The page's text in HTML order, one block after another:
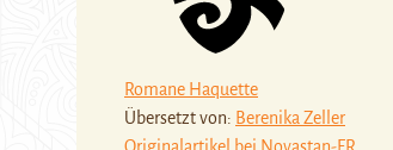
Romane Haquette
Übersetzt von: Berenika Zeller
Originalartikel bei Novastan-FR